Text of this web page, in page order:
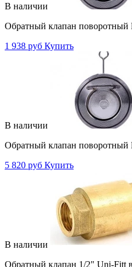
В наличии
Обратный клапан поворотный
1 938 руб Купить
В наличии
Обратный клапан поворотный
5 820 руб Купить
В наличии
Обратный клапан 1/2" Uni-Fitt